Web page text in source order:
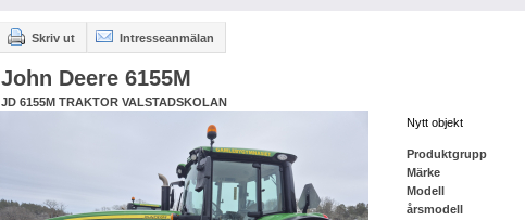
Skriv ut Intresseanmälan
John Deere 6155M
JD 6155M TRAKTOR VALSTADSKOLAN
Nytt objekt
Produktgrupp
Märke
Modell
årsmodell